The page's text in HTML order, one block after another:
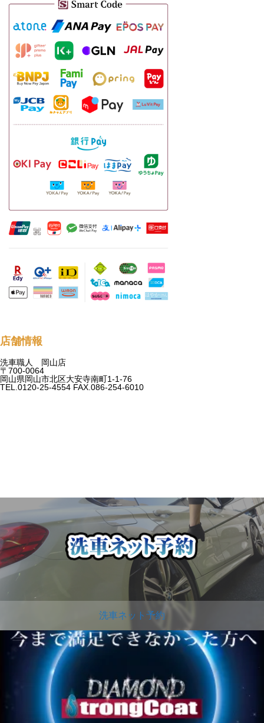
店舗情報
洗車職人 岡山店
〒700-0064
岡山県岡山市北区大安寺南町1-1-76
TEL.0120-25-4554 FAX.086-254-6010
洗車ネット予約